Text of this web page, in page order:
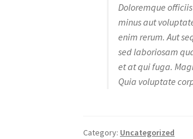
Doloremque
minus aut
enim rerum. Aut
sed laboriosam
et at qui fuga.
Quia voluptate
Category: Uncategorized